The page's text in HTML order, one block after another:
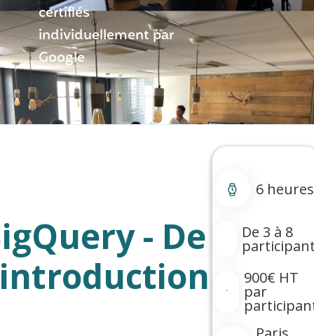
certifiés
individuellement par
Google
- De
6 heures
De 3 à 8
900€ HT
par